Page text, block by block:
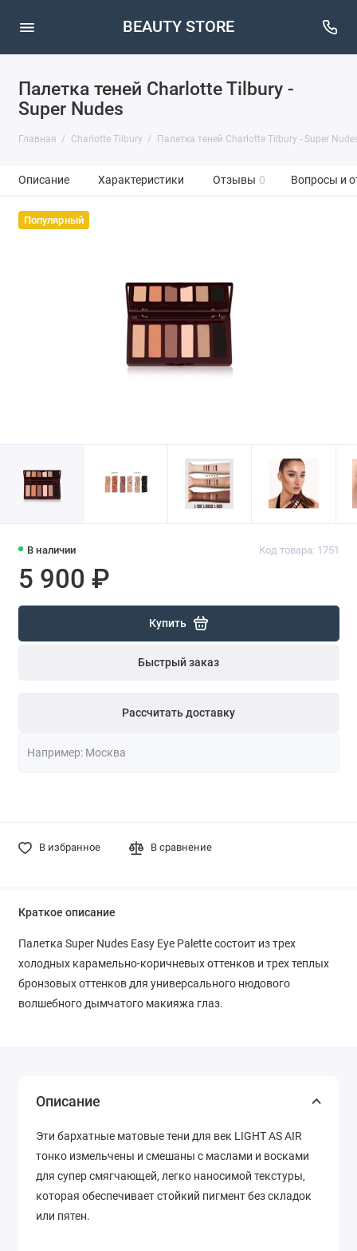
BEAUTY STORE
Палетка теней Charlotte Tilbury -
Super Nudes
Главная Charlotte Tilbury Палетка теней Charlotte Tilbury - Super
Описание Характеристики Отзывы 0 Вопросы и
Популярный
В наличии Код товара: 1751
5 900 ₽
Купить
Быстрый заказ
Рассчитать доставку
В избранное В сравнение
Краткое описание
Палетка Super Nudes Easy Eye Palette состоит из трех
холодных карамельно-коричневых оттенков и трех теплых
бронзовых оттенков для универсального нюдового
волшебного дымчатого макияжа глаз.
Описание
Эти бархатные матовые тени для век LIGHT AS AIR
тонко измельчены и смешаны с маслами и восками
для супер смягчающей, легко наносимой текстуры,
которая обеспечивает стойкий пигмент без складок
или пятен.